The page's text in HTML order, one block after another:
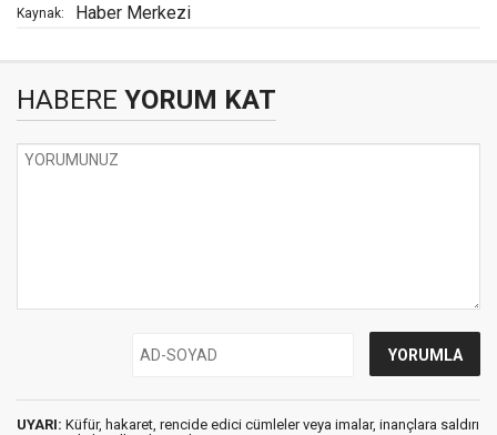
Kaynak: Haber Merkezi
HABERE YORUM KAT
UYARI: Küfür, hakaret, rencide edici cümleler veya imalar, inançlara saldırı